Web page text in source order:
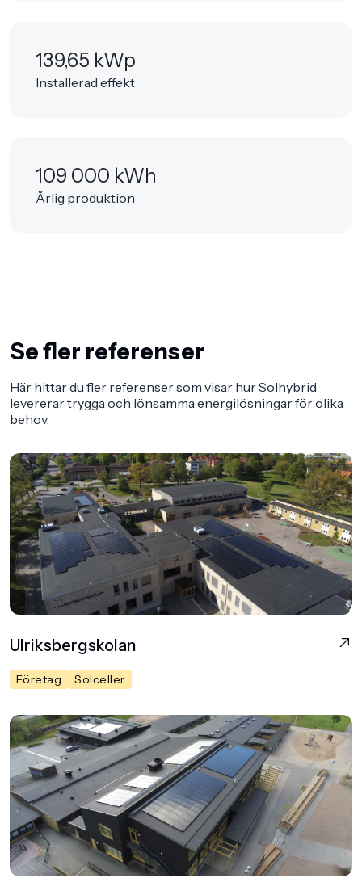
139,65 kWp
Installerad effekt
109 000 kWh
Årlig produktion
Se fler referenser
Här hittar du fler referenser som visar hur Solhybrid
levererar trygga och lönsamma energilösningar för olika
behov.
Ulriksbergskolan
Företag Solceller